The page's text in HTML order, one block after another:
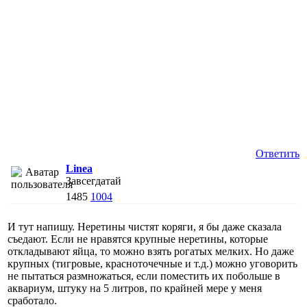
Ответить
Linea
Завсегдатай
1485 1004
И тут напишу. Неретины чистят коряги, я бы даже сказала
съедают. Если не нравятся крупные неретины, которые
откладывают яйца, то можно взять рогатых мелких. Но даже
крупных (тигровые, красноточечные и т.д.) можно уговорить
не пытаться размножаться, если поместить их побольше в
аквариум, штуку на 5 литров, по крайней мере у меня
сработало.